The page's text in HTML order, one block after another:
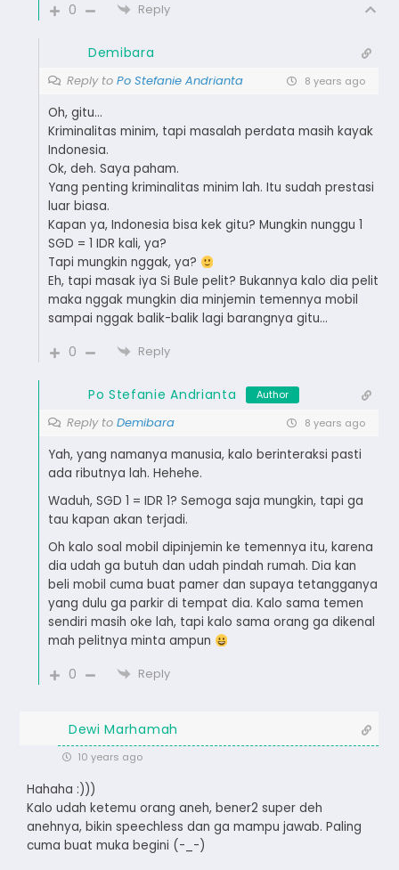
0 Reply
Demibara
Reply to Po Stefanie Andrianta 8 years ago
Oh, gitu…
Kriminalitas minim, tapi masalah perdata masih kayak
Indonesia.
Ok, deh. Saya paham.
Yang penting kriminalitas minim lah. Itu sudah prestasi
luar biasa.
Kapan ya, Indonesia bisa kek gitu? Mungkin nunggu 1
SGD = 1 IDR kali, ya?
Tapi mungkin nggak, ya?
Eh, tapi masak iya Si Bule pelit? Bukannya kalo dia pelit
maka nggak mungkin dia minjemin temennya mobil
sampai nggak balik-balik lagi barangnya gitu…
0 Reply
Po Stefanie Andrianta Author
Reply to Demibara 8 years ago
Yah, yang namanya manusia, kalo berinteraksi pasti
ada ributnya lah. Hehehe.
Waduh, SGD 1 = IDR 1? Semoga saja mungkin, tapi ga
tau kapan akan terjadi.
Oh kalo soal mobil dipinjemin ke temennya itu, karena
dia udah ga butuh dan udah pindah rumah. Dia kan
beli mobil cuma buat pamer dan supaya tetangganya
yang dulu ga parkir di tempat dia. Kalo sama temen
sendiri masih oke lah, tapi kalo sama orang ga dikenal
mah pelitnya minta ampun
0 Reply
Dewi Marhamah
10 years ago
Hahaha :)))
Kalo udah ketemu orang aneh, bener2 super deh
anehnya, bikin speechless dan ga mampu jawab. Paling
cuma buat muka begini (-_-)